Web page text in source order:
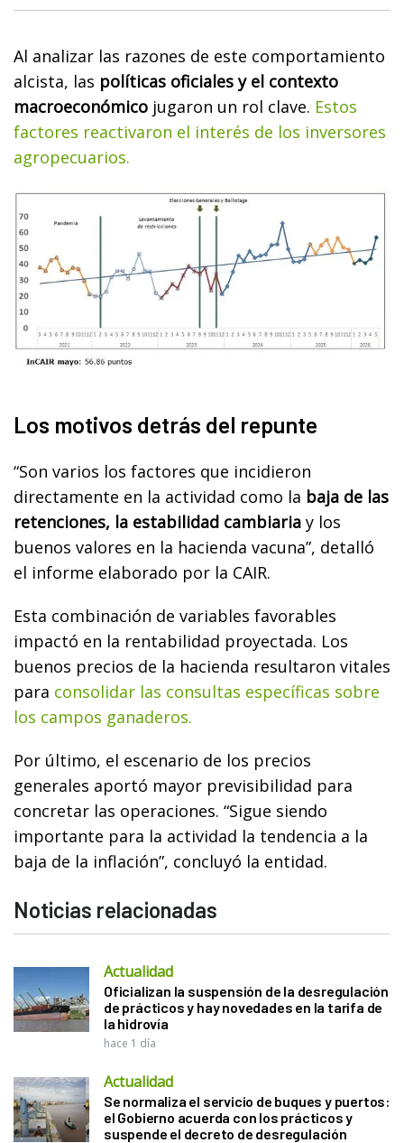
Al analizar las razones de este comportamiento
alcista, las políticas oficiales y el contexto
macroeconómico jugaron un rol clave. Estos
factores reactivaron el interés de los inversores
agropecuarios.
Los motivos detrás del repunte
“Son varios los factores que incidieron
directamente en la actividad como la baja de las
retenciones, la estabilidad cambiaria y los
buenos valores en la hacienda vacuna”, detalló
el informe elaborado por la CAIR.
Esta combinación de variables favorables
impactó en la rentabilidad proyectada. Los
buenos precios de la hacienda resultaron vitales
para consolidar las consultas específicas sobre
los campos ganaderos.
Por último, el escenario de los precios
generales aportó mayor previsibilidad para
concretar las operaciones. “Sigue siendo
importante para la actividad la tendencia a la
baja de la inflación”, concluyó la entidad.
Noticias relacionadas
Actualidad
Oficializan la suspensión de la desregulación
de prácticos y hay novedades en la tarifa de
la hidrovía
hace 1 día
Actualidad
Se normaliza el servicio de buques y puertos:
el Gobierno acuerda con los prácticos y
suspende el decreto de desregulación